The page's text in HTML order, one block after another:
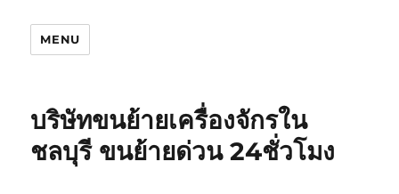
MENU
บริษัทขนย้ายเครื่องจักรใน
ชลบุรี ขนย้ายด่วน 24ชั่วโมง